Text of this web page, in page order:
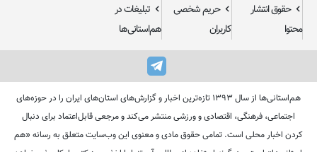
حقوق انتشار
محتوا
حریم شخصی
کاربران
تبلیغات در
هم‌استانی‌ها
هم‌استانی‌ها از سال ۱۳۹۳ تازه‌ترین اخبار و گزارش‌های استان‌های ایران را در حوزه‌های
اجتماعی، فرهنگی، اقتصادی و ورزشی منتشر می‌کند و مرجعی قابل‌اعتماد برای دنبال
کردن اخبار محلی است. تمامی حقوق مادی و معنوی این وب‌سایت متعلق به رسانه «هم